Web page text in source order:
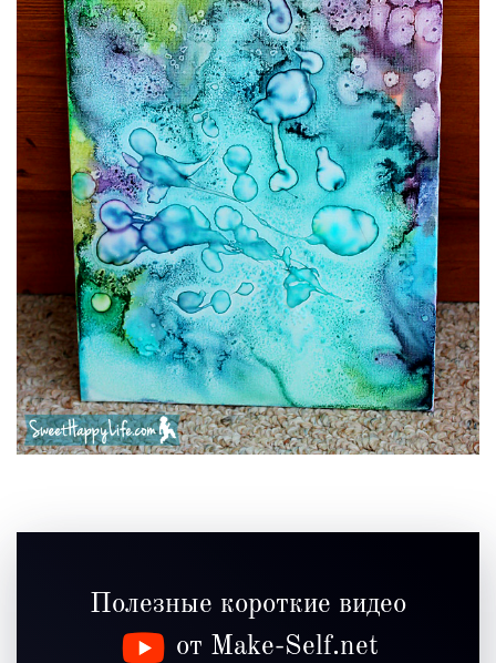
Полезные короткие видео
от Make-Self.net